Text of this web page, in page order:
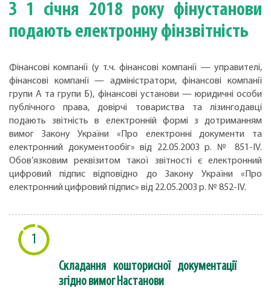
З 1 січня 2018 року фінустанови
подають електронну фінзвітність
Фінансові компанії (у т.ч. фінансові компанії — управителі,
фінансові компанії — адміністратори, фінансові компанії
групи А та групи Б), фінансові установи — юридичні особи
публічного права, довірчі товариства та лізингодавці
подають звітність в електронній формі з дотриманням
вимог Закону України «Про електронні документи та
електронний документообіг» від 22.05.2003 р. № 851-IV.
Обов’язковим реквізитом такої звітності є електронний
цифровий підпис відповідно до Закону України «Про
електронний цифровий підпис» від 22.05.2003 р. № 852-IV.
1
Складання кошторисної документації
згідно вимог Настанови